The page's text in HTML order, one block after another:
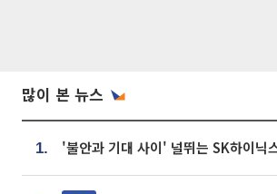
많이 본 뉴스
1.